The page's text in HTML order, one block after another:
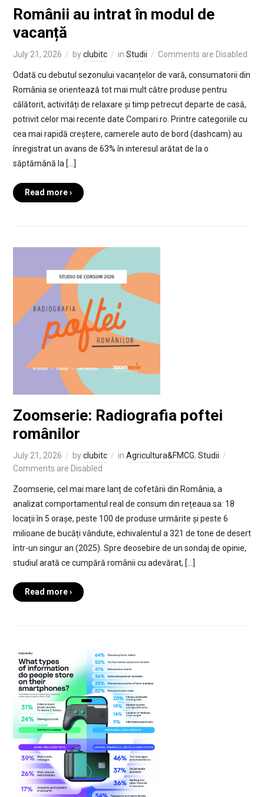
Românii au intrat în modul de
vacanță
July 21, 2026 byclubitc in Studii Comments are Disabled
Odată cu debutul sezonului vacanțelor de vară, consumatorii din
România se orientează tot mai mult către produse pentru
călătorit, activități de relaxare și timp petrecut departe de casă,
potrivit celor mai recente date Compari.ro. Printre categoriile cu
cea mai rapidă creștere, camerele auto de bord (dashcam) au
înregistrat un avans de 63% în interesul arătat de la o
săptămână la […]
Read more ›
Zoomserie: Radiografia poftei
românilor
July 21, 2026 byclubitc in Agricultura&FMCG, Studii
Comments are Disabled
Zoomserie, cel mai mare lanț de cofetării din România, a
analizat comportamentul real de consum din rețeaua sa: 18
locații în 5 orașe, peste 100 de produse urmărite și peste 6
milioane de bucăți vândute, echivalentul a 321 de tone de desert
într-un singur an (2025). Spre deosebire de un sondaj de opinie,
studiul arată ce cumpără românii cu adevărat, […]
Read more ›